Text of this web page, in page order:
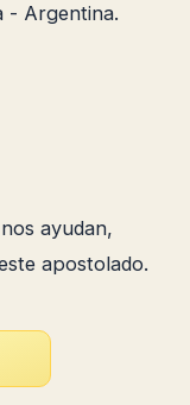
- Argentina.
ayudan,
apostolado.